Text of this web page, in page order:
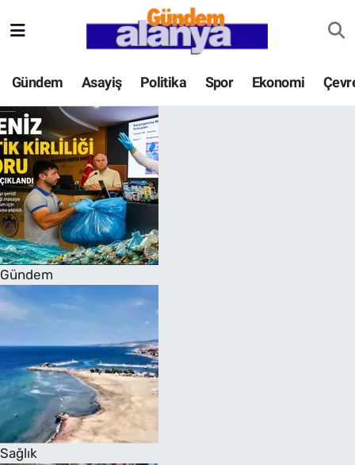
Gündem Asayiş Politika Spor Ekonomi
Gündem
Sağlık